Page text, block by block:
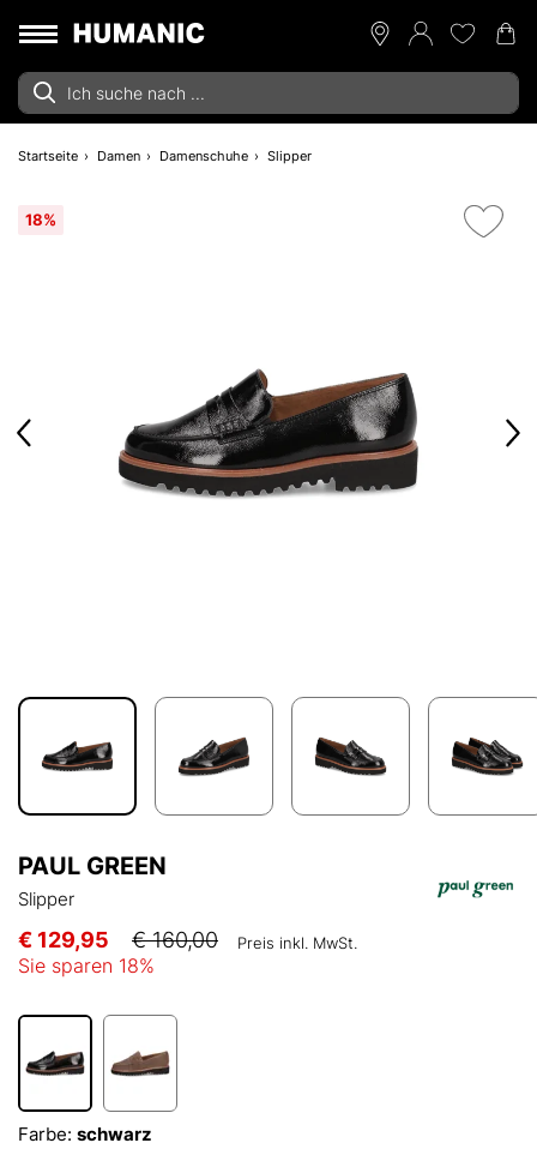
Startseite Damen Damenschuhe Slipper
18%
PAUL GREEN
Slipper
€ 129,95 € 160,00 Preis inkl. MwSt.
Sie sparen 18%
Farbe: schwarz